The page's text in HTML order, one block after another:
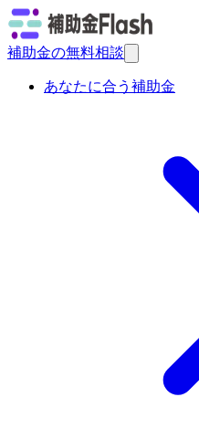
補助金の無料相談
あなたに合う補助金